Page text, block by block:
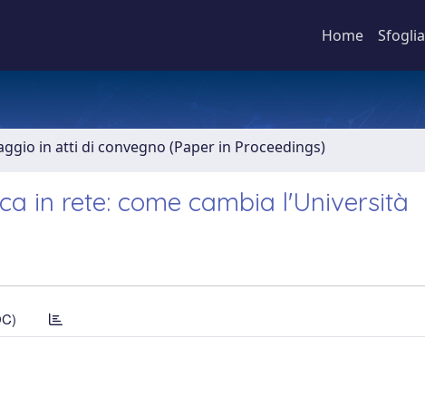
Home Sfoglia
in atti di convegno (Paper in Proceedings)
in rete: come cambia l'Università